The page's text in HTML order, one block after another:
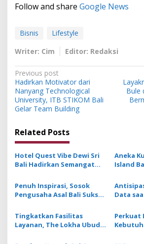
Follow and share Google News
Bisnis
Lifestyle
Writer: Cim
Editor: Redaksi
P
o
s
t
n
a
v
i
g
a
t
i
Previous post
Hadirkan Motivator dari
Nanyang Technological
University, ITB STIKOM Bali
Gelar Team Building
Bule
Related Posts
Hotel Quest Vibe Dewi Sri
Bali Hadirkan Semangat
Keautentikan Budaya Bali
Aneka
Island
Penuh Inspirasi, Sosok
Pengusaha Asal Bali Sukses
Berbagi dan Memakmurkan
Sesama
Data
Jaringan
Tingkatkan Fasilitas
Layanan, The Lokha Ubud
Perkuat